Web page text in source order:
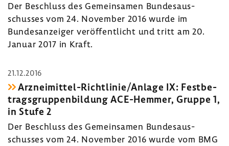
Der Beschluss des Gemein­samen Bundes­aus­
schusses vom 24. November 2016 wurde im
Bundes­an­zeiger veröf­fent­licht und tritt am 20.
Januar 2017 in Kraft.
21.12.2016
Arzneimittel-​Richtlinie/Anlage IX: Fest­be­
trags­grup­pen­bil­dung ACE-​Hemmer, Gruppe 1,
in Stufe 2
Der Beschluss des Gemein­samen Bundes­aus­
schusses vom 24. November 2016 wurde vom BMG